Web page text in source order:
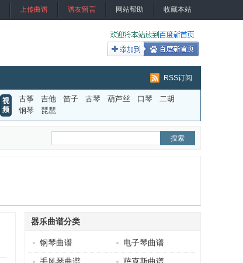
上传曲谱 谱友留言 网站帮助 收藏本站
RSS订阅
视
频
古筝 吉他 笛子 古琴 葫芦丝 口琴
二胡
钢琴
琵琶
器乐曲谱分类
钢琴曲谱
电子琴曲谱